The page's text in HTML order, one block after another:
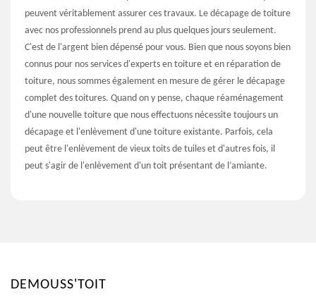
peuvent véritablement assurer ces travaux. Le décapage de toiture
avec nos professionnels prend au plus quelques jours seulement.
C'est de l'argent bien dépensé pour vous. Bien que nous soyons bien
connus pour nos services d'experts en toiture et en réparation de
toiture, nous sommes également en mesure de gérer le décapage
complet des toitures. Quand on y pense, chaque réaménagement
d'une nouvelle toiture que nous effectuons nécessite toujours un
décapage et l'enlèvement d'une toiture existante. Parfois, cela
peut être l'enlèvement de vieux toits de tuiles et d'autres fois, il
peut s'agir de l'enlèvement d'un toit présentant de l’amiante.
DEMOUSS'TOIT